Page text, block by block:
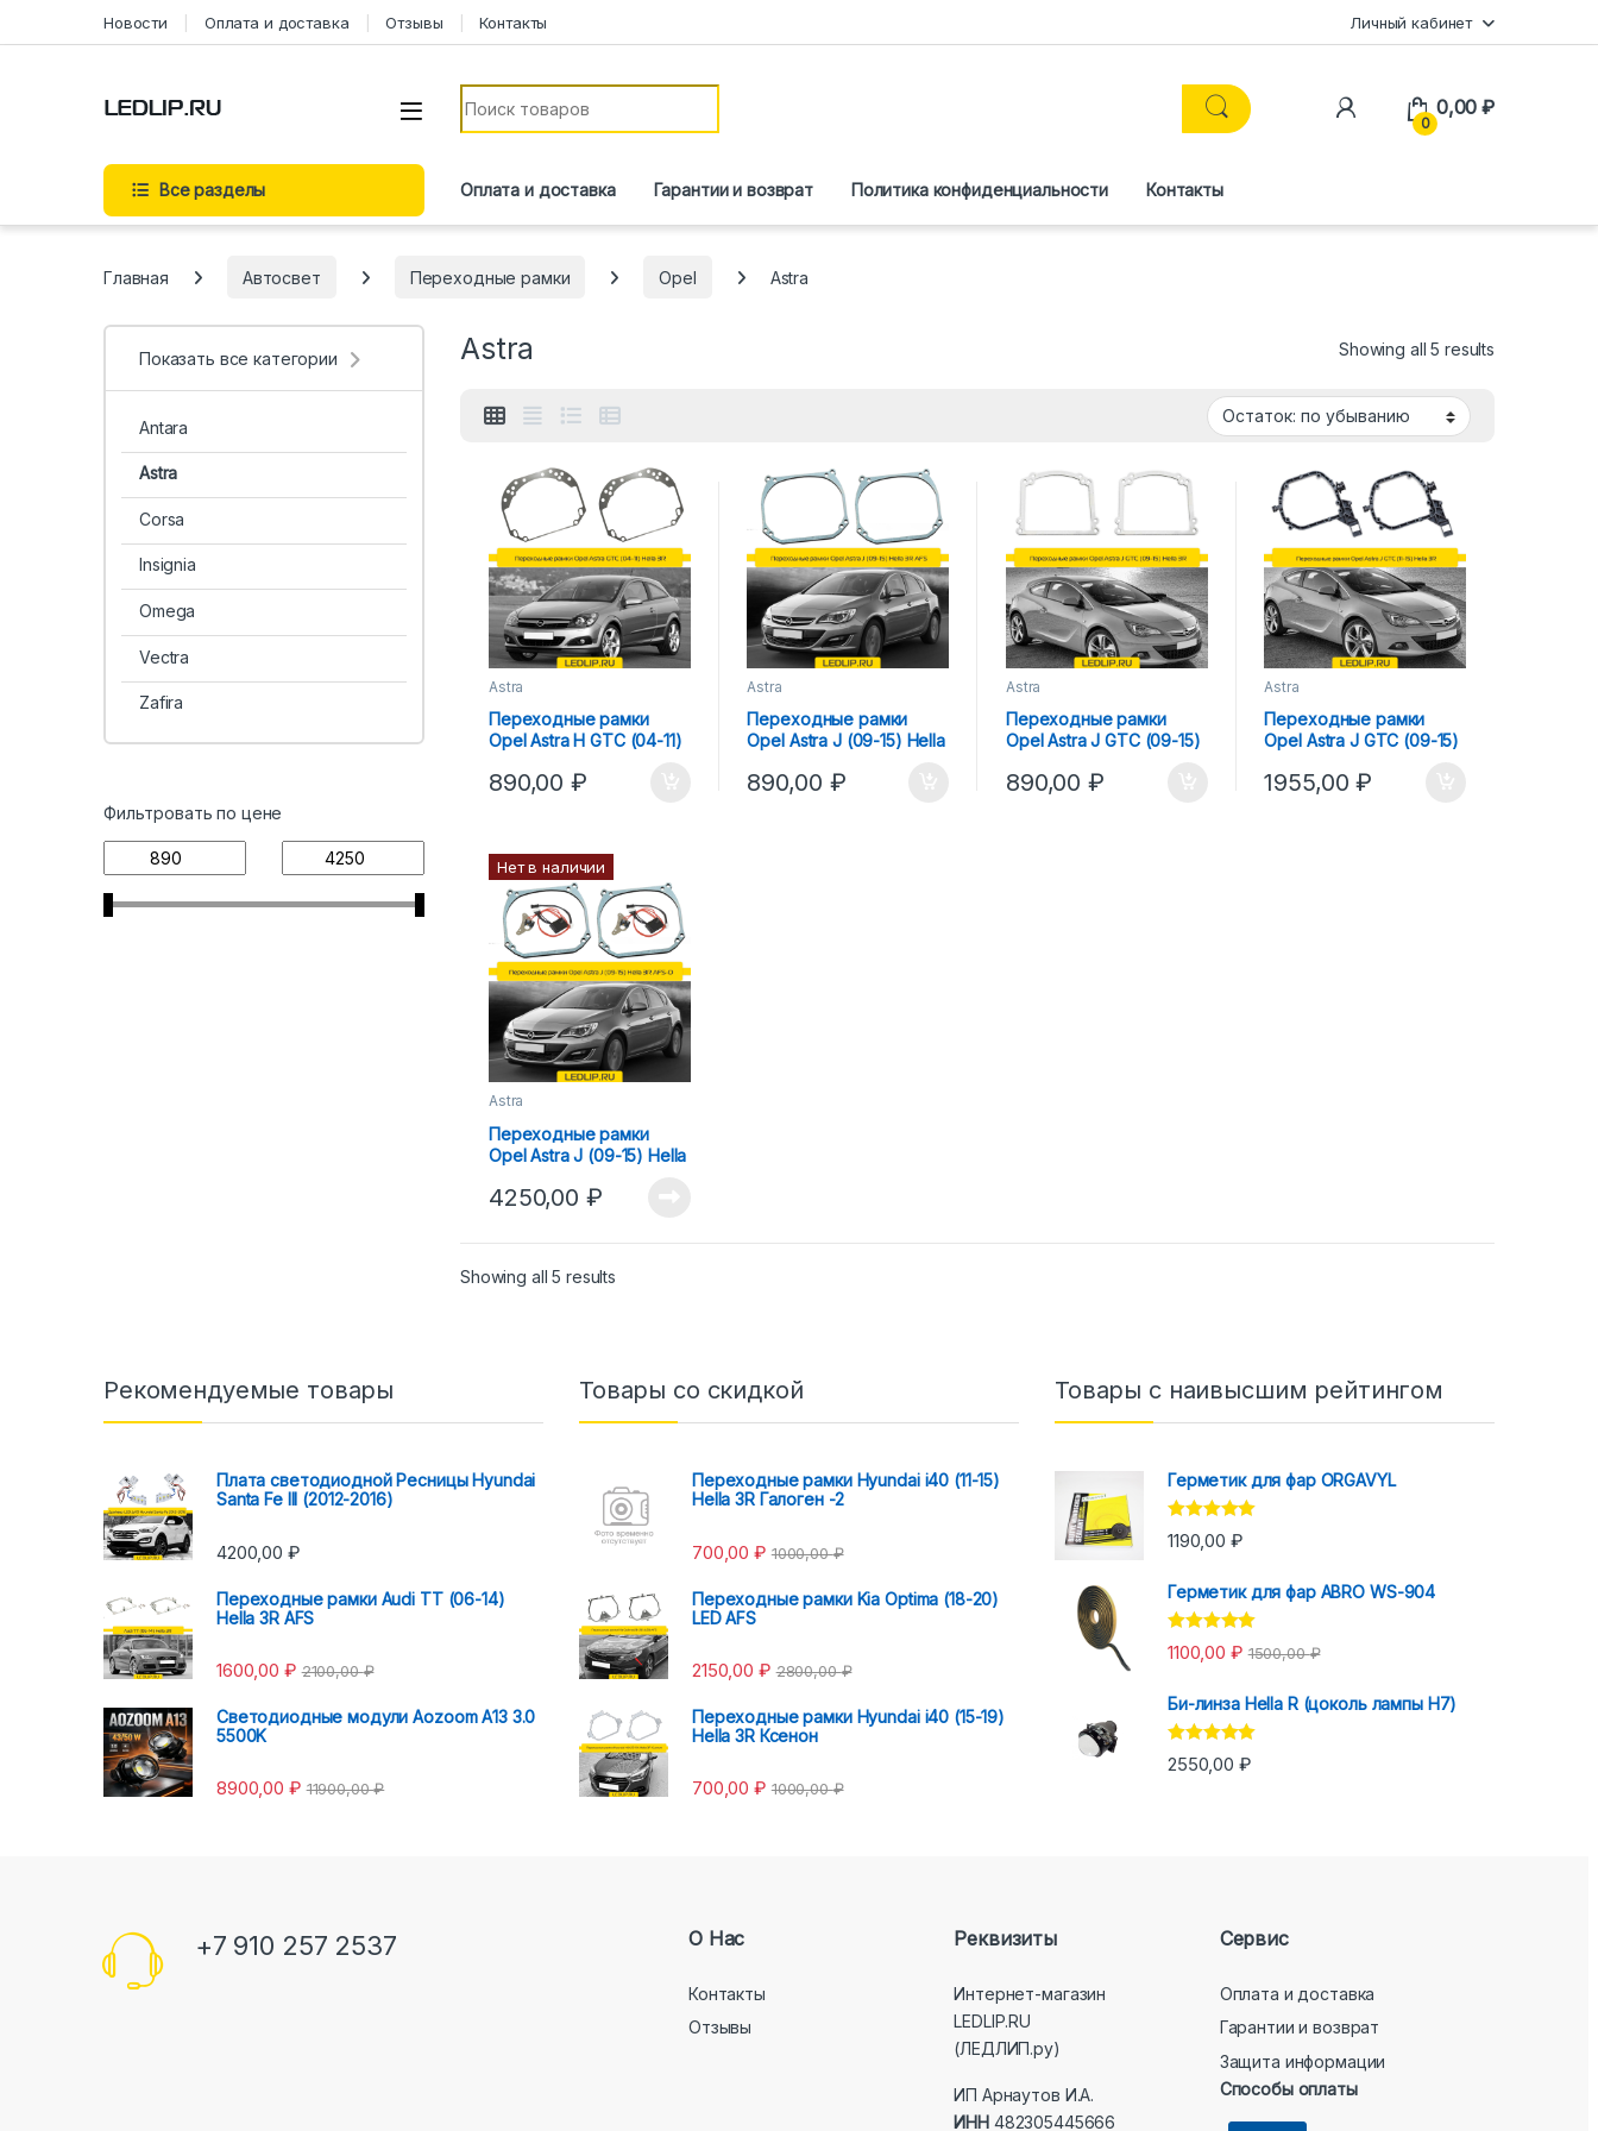
Перейти к содержимому
Новости Оплата и доставка Отзывы Контакты Личный кабинет
Искать:
0
0,00₽
Все разделы Оплата и доставка Гарантии и возврат Политика конфиденциальности Контакты
Главная Автосвет Переходные рамки Opel Astra
Astra Showing all 5 results
Astra
Переходные рамки
Opel Astra H GTC (04-11)
890,00₽
Astra
Переходные рамки
Opel Astra J (09-15) Hella
890,00 ₽
Astra
Переходные рамки
Opel Astra J GTC (09-15)
890,00₽
Astra
Переходные рамки
Opel Astra J GTC (09-15)
1955,00₽
Нет в наличии
Astra
Переходные рамки
Opel Astra J (09-15) Hella
4250,00 ₽
Showing all 5 results
Показать все категории
Antara
Astra
Corsa
Insignia
Omega
Vectra
Zafira
Фильтровать по цене
Рекомендуемые товары
Плата светодиодной Ресницы Hyundai
Santa Fe III (2012-2016)
4200,00 ₽
Переходные рамки Audi TT (06-14)
Hella 3R AFS
1600,00 ₽ 2100,00₽
Светодиодные модули Aozoom A13 3.0
5500K
8900,00 ₽ 11900,00₽
Товары со скидкой
Переходные рамки Hyundai i40 (11-15)
Hella 3R Галоген -2
700,00₽ 1000,00₽
Переходные рамки Kia Optima (18-20)
LED AFS
2150,00 ₽ 2800,00₽
Переходные рамки Hyundai i40 (15-19)
Hella 3R Ксенон
700,00₽ 1000,00₽
Товары с наивысшим рейтингом
Герметик для фар ORGAVYL
Оценка 5.00
из 5
1190,00 ₽
Герметик для фар ABRO WS-904
Оценка 5.00
из 5
1100,00 ₽ 1500,00₽
Би-линза Hella R (цоколь лампы H7)
Оценка5.00
из 5
2550,00 ₽
+7 910 257 2537 О Нас
Контакты
Отзывы
Реквизиты
Интернет-магазин
LEDLIP.RU
(ЛЕДЛИП.ру)
ИП Арнаутов И.А.
ИНН482305445666
Сервис
Оплата и доставка
Гарантии и возврат
Защита информации
Способы оплаты